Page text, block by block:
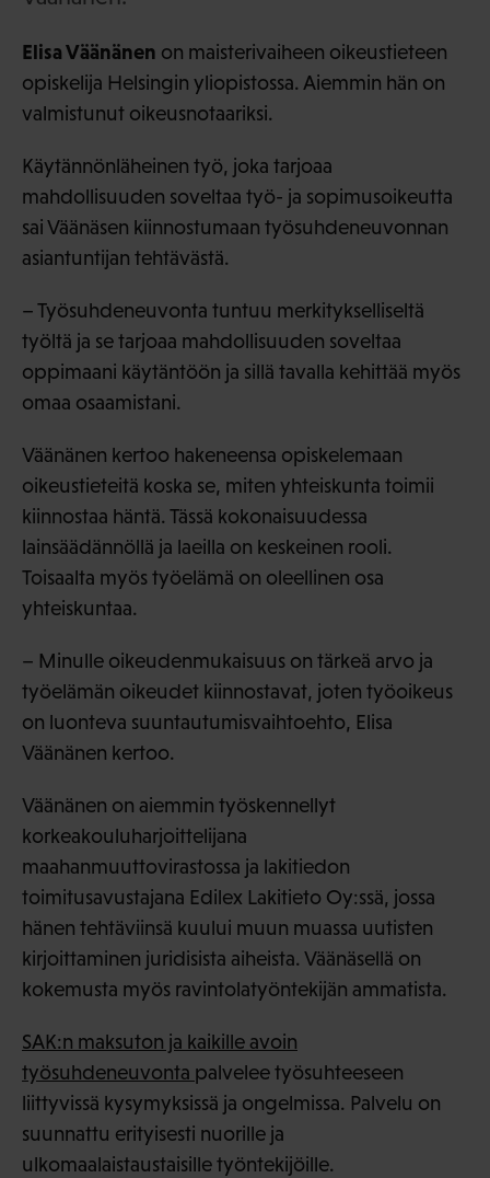
Elisa Väänänen on maisterivaiheen oikeustieteen
opiskelija Helsingin yliopistossa. Aiemmin hän on
valmistunut oikeusnotaariksi.
Käytännönläheinen työ, joka tarjoaa
mahdollisuuden soveltaa työ- ja sopimusoikeutta
sai Väänäsen kiinnostumaan työsuhdeneuvonnan
asiantuntijan tehtävästä.
– Työsuhdeneuvonta tuntuu merkitykselliseltä
työltä ja se tarjoaa mahdollisuuden soveltaa
oppimaani käytäntöön ja sillä tavalla kehittää myös
omaa osaamistani.
Väänänen kertoo hakeneensa opiskelemaan
oikeustieteitä koska se, miten yhteiskunta toimii
kiinnostaa häntä. Tässä kokonaisuudessa
lainsäädännöllä ja laeilla on keskeinen rooli.
Toisaalta myös työelämä on oleellinen osa
yhteiskuntaa.
– Minulle oikeudenmukaisuus on tärkeä arvo ja
työelämän oikeudet kiinnostavat, joten työoikeus
on luonteva suuntautumisvaihtoehto, Elisa
Väänänen kertoo.
Väänänen on aiemmin työskennellyt
korkeakouluharjoittelijana
maahanmuuttovirastossa ja lakitiedon
toimitusavustajana Edilex Lakitieto Oy:ssä, jossa
hänen tehtäviinsä kuului muun muassa uutisten
kirjoittaminen juridisista aiheista. Väänäsellä on
kokemusta myös ravintolatyöntekijän ammatista.
SAK:n maksuton ja kaikille avoin
työsuhdeneuvonta palvelee työsuhteeseen
liittyvissä kysymyksissä ja ongelmissa. Palvelu on
suunnattu erityisesti nuorille ja
ulkomaalaistaustaisille työntekijöille.